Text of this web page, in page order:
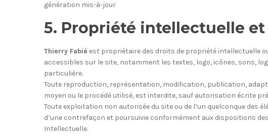
génération mis-à-jour
5. Propriété intellectuelle
Thierry Fabié est propriétaire des droits de propriété intellectuelle
accessibles sur le site, notamment les textes, logo, icônes, sons,
particulière.
Toute reproduction, représentation, modification, publication,
moyen ou le procédé utilisé, est interdite, sauf autorisation écrite
Toute exploitation non autorisée du site ou de l’un quelconque des
d’une contrefaçon et poursuivie conformément aux dispositions
Intellectuelle.